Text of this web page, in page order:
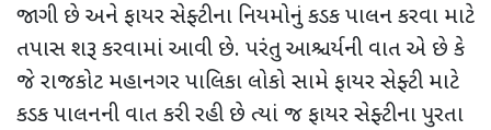
જાગી છે અને ફાયર સેફ્ટીના નિયમોનું કડક પાલન કરવા માટે
તપાસ શરૂ કરવામાં આવી છે. પરંતુ આશ્ચર્યની વાત એ છે કે
જે રાજકોટ મહાનગર પાલિકા લોકો સામે ફાયર સેફ્ટી માટે
કડક પાલનની વાત કરી રહી છે ત્યાં જ ફાયર સેફ્ટીના પુરતા